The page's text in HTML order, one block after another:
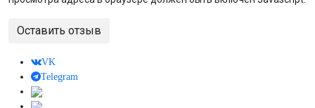
Оставить отзыв
VK
Telegram